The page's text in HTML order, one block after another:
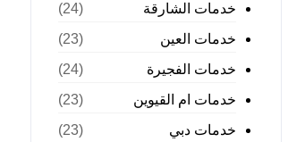
خدمات الشارقة
(24)
خدمات العين
(23)
خدمات الفجيرة
(24)
خدمات ام القيوين
(23)
خدمات دبي
(23)